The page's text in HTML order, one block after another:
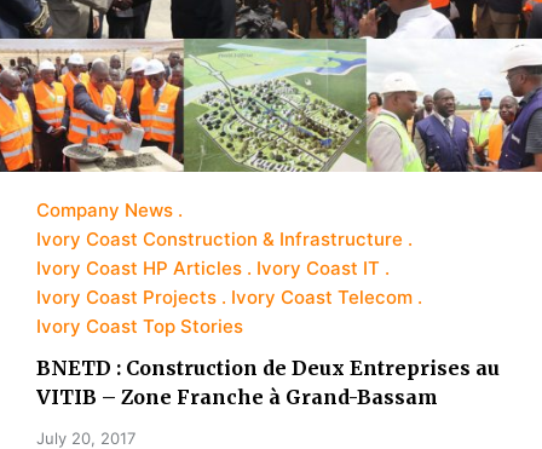
Company News
Ivory Coast Construction & Infrastructure
Ivory Coast HP Articles
Ivory Coast IT
Ivory Coast Projects
Ivory Coast Telecom
Ivory Coast Top Stories
BNETD : Construction de Deux Entreprises au
VITIB – Zone Franche à Grand-Bassam
July 20, 2017